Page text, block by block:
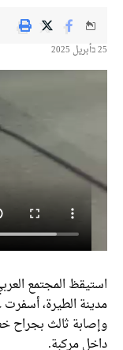
المجتمع العربي
الطيرة، أسفرت عن
ثالث بجراح
مركبة.